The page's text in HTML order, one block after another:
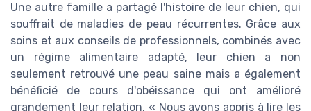
Une autre famille a partagé l'histoire de leur chien, qui
souffrait de maladies de peau récurrentes. Grâce aux
soins et aux conseils de professionnels, combinés avec
un régime alimentaire adapté, leur chien a non
seulement retrouv́é une peau saine mais a également
bénéficié de cours d'obéissance qui ont amélioré
grandement leur relation. « Nous avons appris à lire les